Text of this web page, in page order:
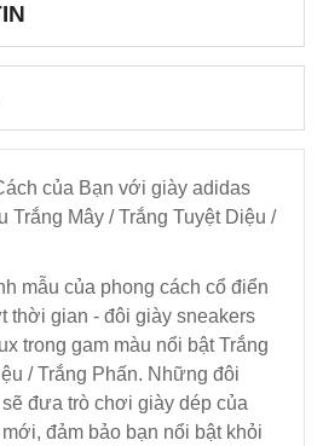
của Bạn với giày adidas
Trắng Mây / Trắng Tuyệt Diệu /
mẫu của phong cách cổ điển
thời gian - đôi giày sneakers
trong gam màu nổi bật Trắng
/ Trắng Phấn. Những đôi
đưa trò chơi giày dép của
đảm bảo bạn nổi bật khỏi